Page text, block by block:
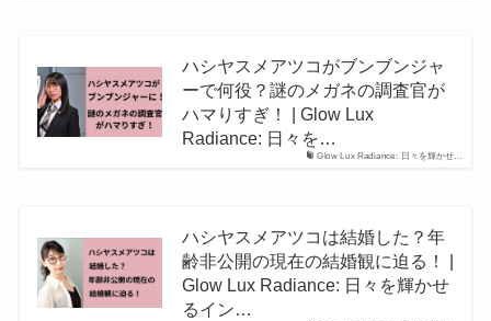
Glow Lux Radiance: 日々を輝かせ…
ハシヤスメアツコがブンブンジャ
ーで何役？謎のメガネの調査官が
ハマりすぎ！ | Glow Lux
Radiance: 日々を…
ハシヤスメアツコは結婚した？年
齢非公開の現在の結婚観に迫る！ |
Glow Lux Radiance: 日々を輝かせ
るイン…